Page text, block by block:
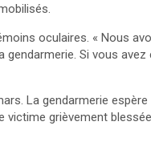
oculaires. « Nous
gendarmerie. Si vous
La gendarmerie espère
victime grièvement